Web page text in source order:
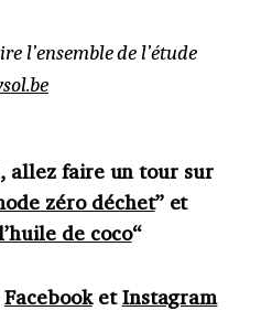
l’ensemble de l’étude
allez faire un tour sur
zéro déchet” et
de coco“
FacebooketInstagram